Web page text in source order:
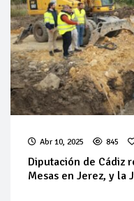
Abr 10, 2025 845
Diputación de Cádiz
Mesas en Jerez, y la